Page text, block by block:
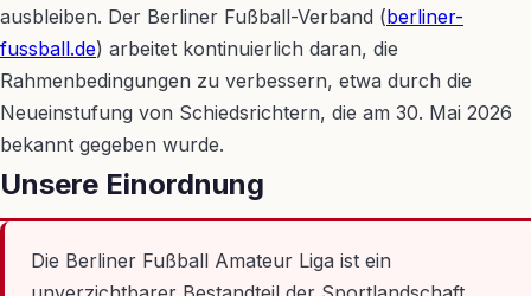
ausbleiben. Der Berliner Fußball-Verband (berliner-
fussball.de) arbeitet kontinuierlich daran, die
Rahmenbedingungen zu verbessern, etwa durch die
Neueinstufung von Schiedsrichtern, die am 30. Mai 2026
bekannt gegeben wurde.
Unsere Einordnung
Die Berliner Fußball Amateur Liga ist ein